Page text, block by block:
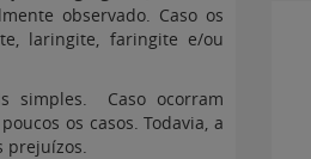
observado. Caso os
laringite, faringite e/ou
simples. Caso ocorram
os casos. Todavia, a
prejuízos.